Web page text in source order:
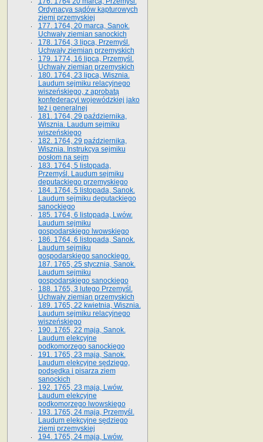
Ordynacya sądów kapturowych
ziemi przemyskiej
177. 1764, 20 marca, Sanok.
Uchwały ziemian sanockich
178. 1764, 3 lipca, Przemyśl.
Uchwały ziemian przemyskich
179. 1774, 16 lipca, Przemyśl.
Uchwały ziemian przemyskich
180. 1764, 23 lipca, Wisznia.
Laudum sejmiku relacyjnego
wiszeńskiego, z aprobatą
konfederacyi wojewódzkiej jako
też i generalnej
181. 1764, 29 października,
Wisznia. Laudum sejmiku
wiszeńskiego
182. 1764, 29 października,
Wisznia. Instrukcya sejmiku
posłom na sejm
183. 1764, 5 listopada,
Przemyśl. Laudum sejmiku
deputackiego przemyskiego
184. 1764, 5 listopada, Sanok.
Laudum sejmiku deputackiego
sanockiego
185. 1764, 6 listopada, Lwów.
Laudum sejmiku
gospodarskiego lwowskiego
186. 1764, 6 listopada, Sanok.
Laudum sejmiku
gospodarskiego sanockiego.
187. 1765, 25 stycznia, Sanok.
Laudum sejmiku
gospodarskiego sanockiego
188. 1765, 3 lutego Przemyśl.
Uchwały ziemian przemyskich
189. 1765, 22 kwietnia, Wisznia.
Laudum sejmiku relacyjnego
wiszeńskiego
190. 1765, 22 maja, Sanok.
Laudum elekcyjne
podkomorzego sanockiego
191. 1765, 23 maja, Sanok.
Laudum elekcyjne sędziego,
podsędka i pisarza ziem
sanockich
192. 1765, 23 maja, Lwów.
Laudum elekcyjne
podkomorzego lwowskiego
193. 1765, 24 maja, Przemyśl.
Laudum elekcyjne sędziego
ziemi przemyskiej
194. 1765, 24 maja, Lwów.